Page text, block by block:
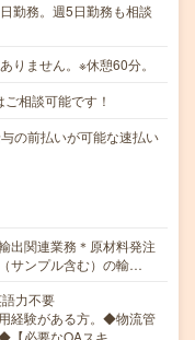
勤務。週5日勤務も相談
ません。※休憩60分。
相談可能です！
の前払いが可能な速払い
出関連業務＊原材料発注
サンプル含む）の輸…
力不要
経験がある方。◆物流管
【必要なOAスキ…